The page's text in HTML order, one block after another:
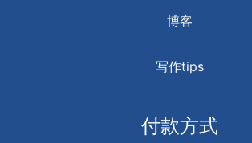
博客
写作tips
付款方式